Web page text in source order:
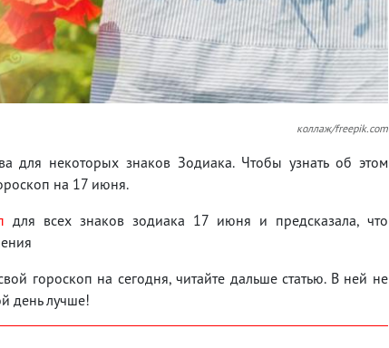
коллаж/freepik.com
для некоторых знаков Зодиака. Чтобы узнать об этом
на 17 июня.
для всех знаков зодиака 17 июня и предсказала, что
гороскоп на сегодня, читайте дальше статью. В ней не
день лучше!